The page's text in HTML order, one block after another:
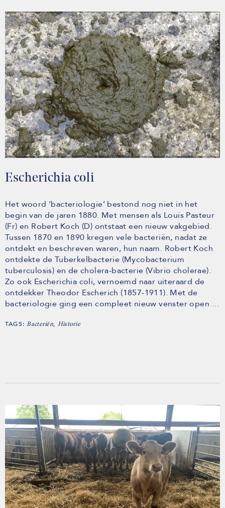
Escherichia coli
Het woord ‘bacteriologie’ bestond nog niet in het
begin van de jaren 1880. Met mensen als Louis Pasteur
(Fr) en Robert Koch (D) ontstaat een nieuw vakgebied.
Tussen 1870 en 1890 kregen vele bacteriën, nadat ze
ontdekt en beschreven waren, hun naam. Robert Koch
ontdekte de Tuberkelbacterie (Mycobacterium
tuberculosis) en de cholera-bacterie (Vibrio cholerae).
Zo ook Escherichia coli, vernoemd naar uiteraard de
ontdekker Theodor Escherich (1857-1911). Met de
bacteriologie ging een compleet nieuw venster open …
TAGS:Bacteriën, Historie